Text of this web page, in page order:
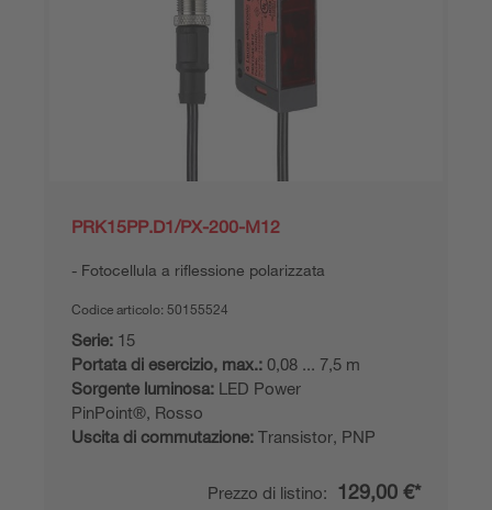
PRK15PP.D1/PX-200-M12
Fotocellula a riflessione polarizzata
Codice articolo: 50155524
Serie: 15
Portata di esercizio, max.: 0,08 ... 7,5 m
Sorgente luminosa: LED Power
PinPoint®, Rosso
Uscita di commutazione: Transistor, PNP
Prezzo di listino: 129,00 €*